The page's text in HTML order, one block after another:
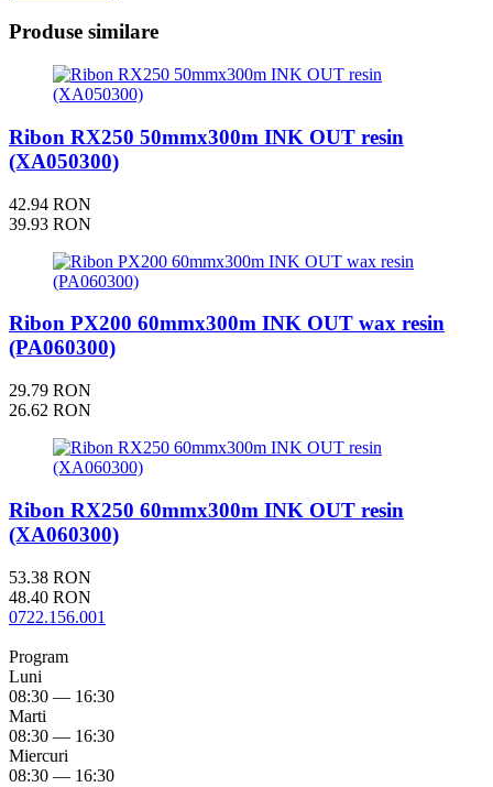
Produse similare
Ribon RX250 50mmx300m INK OUT resin
(XA050300)
42.94 RON
39.93 RON
Ribon PX200 60mmx300m INK OUT wax resin
(PA060300)
29.79 RON
26.62 RON
Ribon RX250 60mmx300m INK OUT resin
(XA060300)
53.38 RON
48.40 RON
0722.156.001
Program
Luni
08:30 — 16:30
Marti
08:30 — 16:30
Miercuri
08:30 — 16:30